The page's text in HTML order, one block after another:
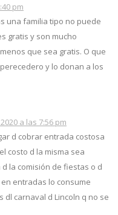
pm
una familia tipo no puede
gratis y son mucho
que sea gratis. O que
y lo donan a los
a las 7:56 pm
d cobrar entrada costosa
costo d la misma sea
la comisión de fiestas o d
entradas lo consume
carnaval d Lincoln q no se